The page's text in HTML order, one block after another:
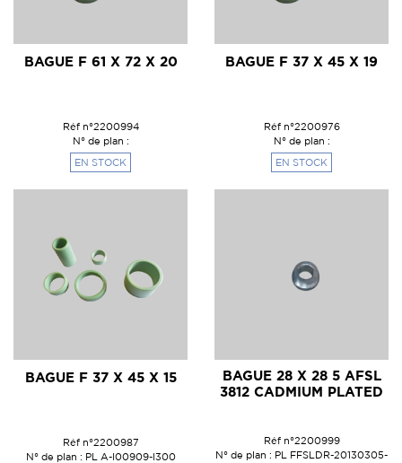
BAGUE F 61 X 72 X 20
Réf n°2200994
N° de plan :
EN STOCK
BAGUE F 37 X 45 X 19
Réf n°2200976
N° de plan :
EN STOCK
BAGUE F 37 X 45 X 15
Réf n°2200987
N° de plan : PL A-I00909-I300
BAGUE 28 X 28 5 AFSL
3812 CADMIUM PLATED
Réf n°2200999
N° de plan : PL FFSLDR-20130305-